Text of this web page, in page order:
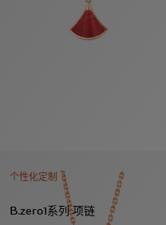
个性化定制
B.zero1系列 项链